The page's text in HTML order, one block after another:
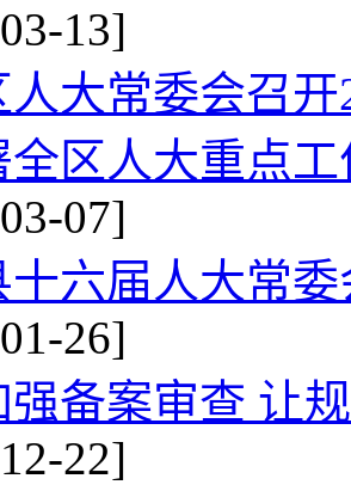
13]
人大常委会召
全区人大重点工
07]
十六届人大常
26]
强备案审查 让
22]